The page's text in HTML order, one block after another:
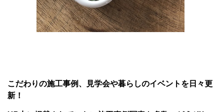
こだわりの施工事例、見学会や暮らしのイベントを日々更
新！